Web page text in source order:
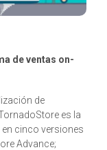
de ventas on-
de
es la
cinco versiones
Advance;